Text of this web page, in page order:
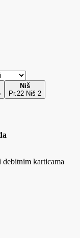
Niš
Pr.22 Niš 2
debitnim karticama